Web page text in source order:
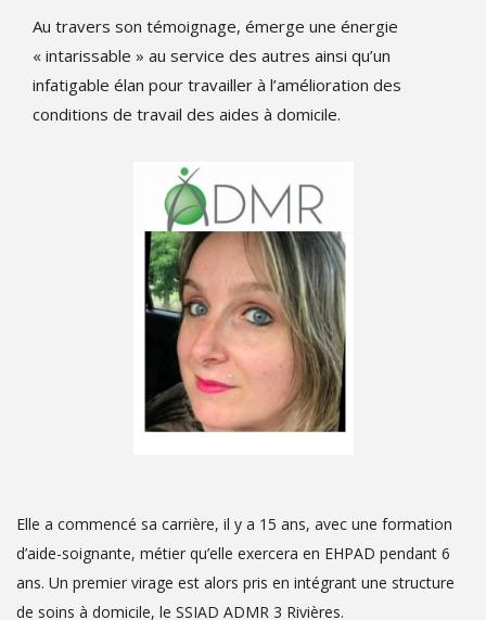
Au travers son témoignage, émerge une énergie
« intarissable » au service des autres ainsi qu’un
infatigable élan pour travailler à l’amélioration des
conditions de travail des aides à domicile.
Elle a commencé sa carrière, il y a 15 ans, avec une formation
d’aide-soignante, métier qu’elle exercera en EHPAD pendant 6
ans. Un premier virage est alors pris en intégrant une structure
de soins à domicile, le SSIAD ADMR 3 Rivières.